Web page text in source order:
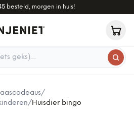
besteld, morgen in huis!
/
/Huisdier bingo